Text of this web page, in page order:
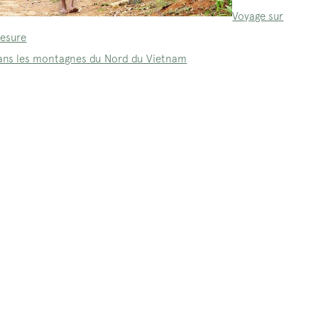
Voyage sur
les montagnes du Nord du Vietnam